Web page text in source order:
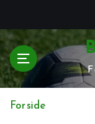
t
i
i
Forside